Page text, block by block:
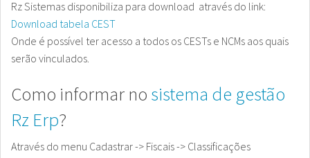
Rz Sistemas disponibiliza para download através do link:
Download tabela CEST
Onde é possível ter acesso a todos os CESTs e NCMs aos quais
serão vinculados.
Como informar no sistema de gestão
Rz Erp?
Através do menu Cadastrar -> Fiscais -> Classificações